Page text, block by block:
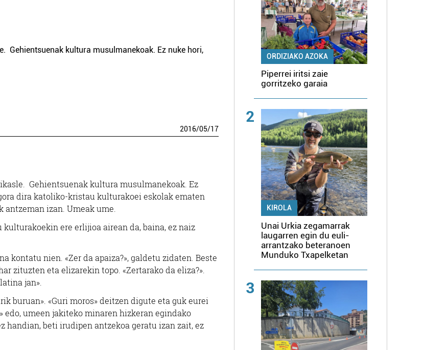
Gehientsuenak kultura musulmanekoak. Ez nuke hori,
2016/05/17
Gehientsuenak kultura musulmanekoak. Ez
dira katoliko-kristau kulturakoei eskolak ematen
izan. Umeak ume.
ere erlijioa airean da, baina, ez naiz
kontatu nien. «Zer da apaiza?», galdetu zidaten. Beste
zituzten eta elizarekin topo. «Zertarako da eliza?».
jan».
buruan». «Guri moros» deitzen digute eta guk eurei
edo, umeen jakiteko minaren hizkeran egindako
handian, beti irudipen antzekoa geratu izan zait, ez
ORDIZIAKO AZOKA
Piperrei iritsi zaie
gorritzeko garaia
2
KIROLA
Unai Urkia zegamarrak
laugarren egin du euli-
arrantzako beteranoen
Munduko Txapelketan
3